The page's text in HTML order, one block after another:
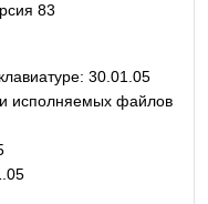
83
30.01.05
исполняемых файлов